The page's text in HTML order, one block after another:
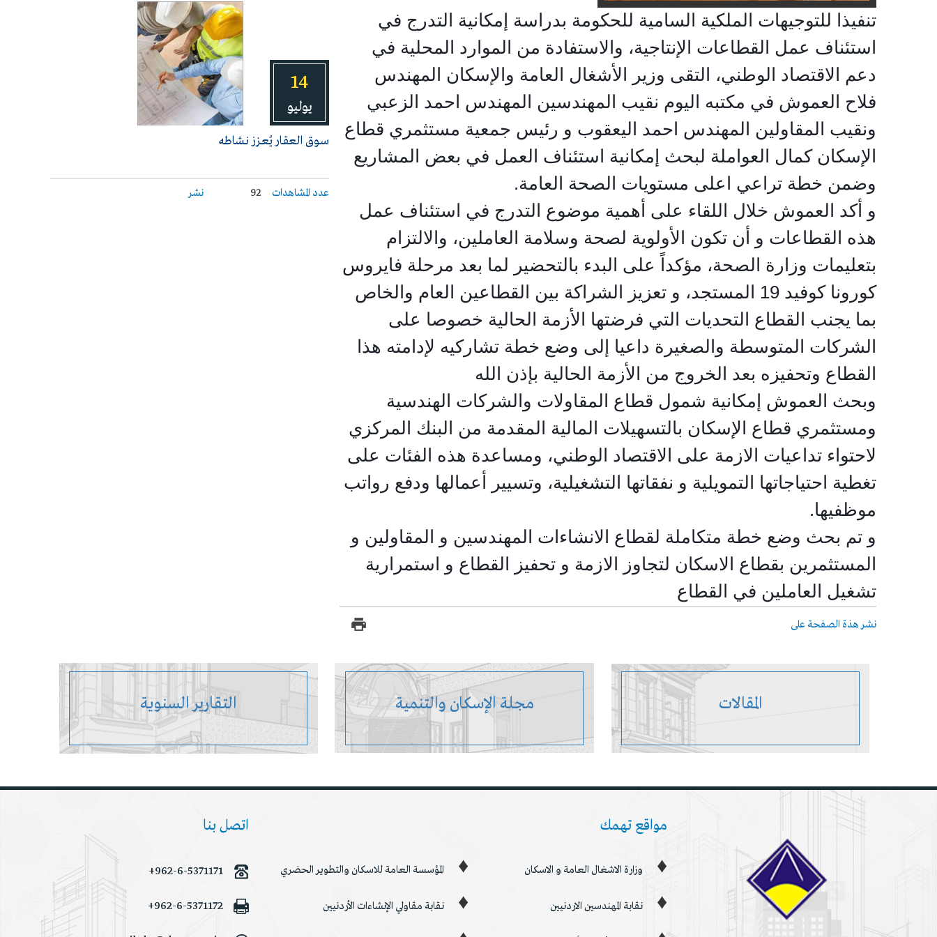
تنفيذا للتوجيهات الملكية السامية للحكومة بدراسة إمكانية التدرج في
استئناف عمل القطاعات الإنتاجية، والاستفادة من الموارد المحلية في
دعم الاقتصاد الوطني، التقى وزير الأشغال العامة والإسكان المهندس
فلاح العموش في مكتبه اليوم نقيب المهندسين المهندس احمد الزعبي
ونقيب المقاولين المهندس احمد اليعقوب و رئيس جمعية مستثمري قطاع
الإسكان كمال العواملة لبحث إمكانية استئناف العمل في بعض المشاريع
وضمن خطة تراعي اعلى مستويات الصحة العامة.
و أكد العموش خلال اللقاء على أهمية موضوع التدرج في استئناف عمل
هذه القطاعات و أن تكون الأولوية لصحة وسلامة العاملين، والالتزام
بتعليمات وزارة الصحة، مؤكداً على البدء بالتحضير لما بعد مرحلة فايروس
كورونا كوفيد 19 المستجد، و تعزيز الشراكة بين القطاعين العام والخاص
بما يجنب القطاع التحديات التي فرضتها الأزمة الحالية خصوصا على
الشركات المتوسطة والصغيرة داعيا إلى وضع خطة تشاركيه لإدامته هذا
القطاع وتحفيزه بعد الخروج من الأزمة الحالية بإذن الله
وبحث العموش إمكانية شمول قطاع المقاولات والشركات الهندسية
ومستثمري قطاع الإسكان بالتسهيلات المالية المقدمة من البنك المركزي
لاحتواء تداعيات الازمة على الاقتصاد الوطني، ومساعدة هذه الفئات على
تغطية احتياجاتها التمويلية و نفقاتها التشغيلية، وتسيير أعمالها ودفع رواتب
موظفيها.
و تم بحث وضع خطة متكاملة لقطاع الانشاءات المهندسين و المقاولين و
المستثمرين بقطاع الاسكان لتجاوز الازمة و تحفيز القطاع و استمرارية
تشغيل العاملين في القطاع
نشر هذة الصفحة على
14
يوليو
سـوق العقـار يُعـزز نـشاطه
نشر عدد المشاهدات 92
التقارير السنوية مجلة الإسكان والتنمية المقالات
مواقع تهمك
وزارة الاشغال العامة و الاسكان المؤسسة العامة للاسكان والتطوير الحضري
نقابة المهندسين الاردنيين نقابة مقاولي الإنشاءات الأردنيين
اتصل بنا
+962-6-5371171
+962-6-5371172